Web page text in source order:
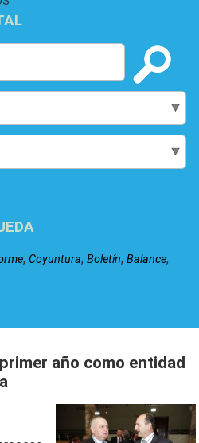
, Coyuntura, Boletín, Balance,
año como entidad